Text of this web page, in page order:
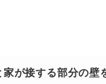
家が接する部分の壁